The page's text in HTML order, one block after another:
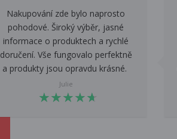
Nakupování zde bylo naprosto
pohodové. Široký výběr, jasné
informace o produktech a rychlé
doručení. Vše fungovalo perfektně
a produkty jsou opravdu krásné.
Julie
★★★★★
★★★★★